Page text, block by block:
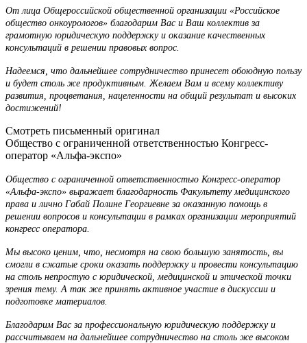
От лица Общероссийской общественной организации «Российское
общество онкоурологов» благодарим Вас и Ваш коллектив за
грамотную юридическую поддержку и оказание качественных
консультаций в решении правовых вопрос.
Надеемся, что дальнейшее сотрудничество принесет обоюдную пользу
и будет столь же продуктивным. Желаем Вам и всему коллективу
развития, процветания, нацеленности на общий результат и высоких
достижений!
Смотреть письменный оригинал
Общество с ограниченной ответственностью Конгресс-
оператор «Альфа-экспо»
Общество с ограниченной ответственностью Конгресс-оператор
«Альфа-экспо» выражает благодарность Факультету медицинского
права и лично Габай Полине Георгиевне за оказанную помощь в
решении вопросов и консультации в рамках организации мероприятий
конгресс оператора.
Мы высоко ценим, что, несмотря на свою большую занятость, вы
смогли в сжатые сроки оказать поддержку и провести консультацию
на столь непростую с юридической, медицинской и этической точки
зрения тему. А так же принять активное участие в дискуссии и
подготовке материалов.
Благодарим Вас за профессиональную юридическую поддержку и
рассчитываем на дальнейшее сотрудничество на столь же высоком